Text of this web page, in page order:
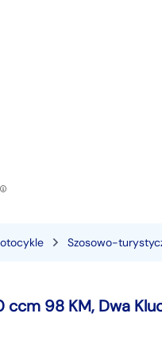
Szosowo-
98 KM, Dwa